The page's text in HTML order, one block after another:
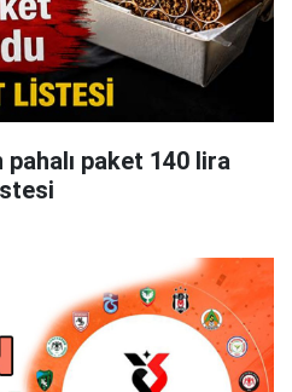
paket 140 lira